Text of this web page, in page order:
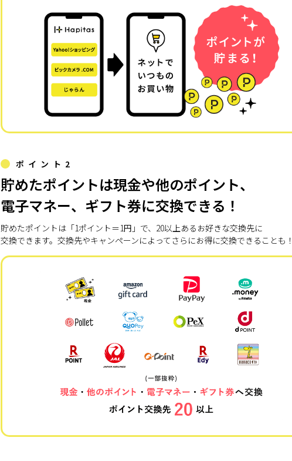
ポイント2
貯めたポイントは現金や他のポイント、
電子マネー、ギフト券に交換できる！
貯めたポイントは「1ポイント＝1円」で、20以上あるお好きな交換先に
交換できます。交換先やキャンペーンによってさらにお得に交換できることも